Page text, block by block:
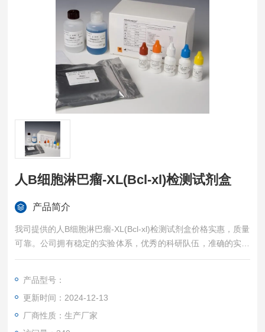
人B细胞淋巴瘤-XL(Bcl-xl)检测试剂盒
产品简介
我司提供的人B细胞淋巴瘤-XL(Bcl-xl)检测试剂盒价格实惠，质量
可靠。公司拥有稳定的实验体系，优秀的科研队伍，准确的实验
结果，是您值得信赖的合作伙伴，凡购买我司的试剂盒产品都可
产品型号：
更新时间：2024-12-13
厂商性质：生产厂家